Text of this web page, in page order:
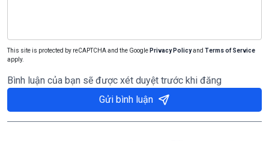
This site is protected by reCAPTCHA and the Google Privacy Policyand Terms of Service
apply.
Bình luận của bạn sẽ được xét duyệt trước khi đăng
Gửi bình luận